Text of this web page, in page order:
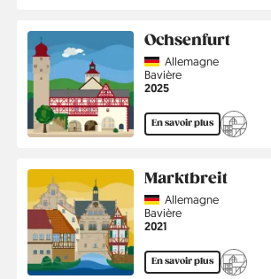
Ochsenfurt
CountryAllemagne
Région
Bavière
Année
2025
En savoir plus
Marktbreit
CountryAllemagne
Région
Bavière
Année
2021
En savoir plus